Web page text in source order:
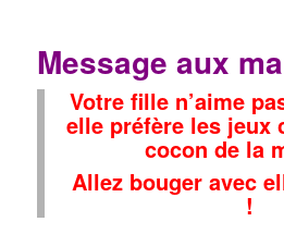
Message aux
Votre fille n’aime
elle préfère les jeux
cocon de la
Allez bouger avec
!